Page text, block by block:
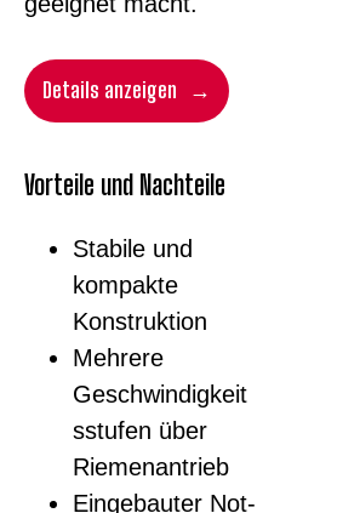
Vorteile und Nachteile
Stabile und
kompakte
Konstruktion
Mehrere
Geschwindigkeit
sstufen über
Riemenantrieb
Eingebauter Not-
Details anzeigen